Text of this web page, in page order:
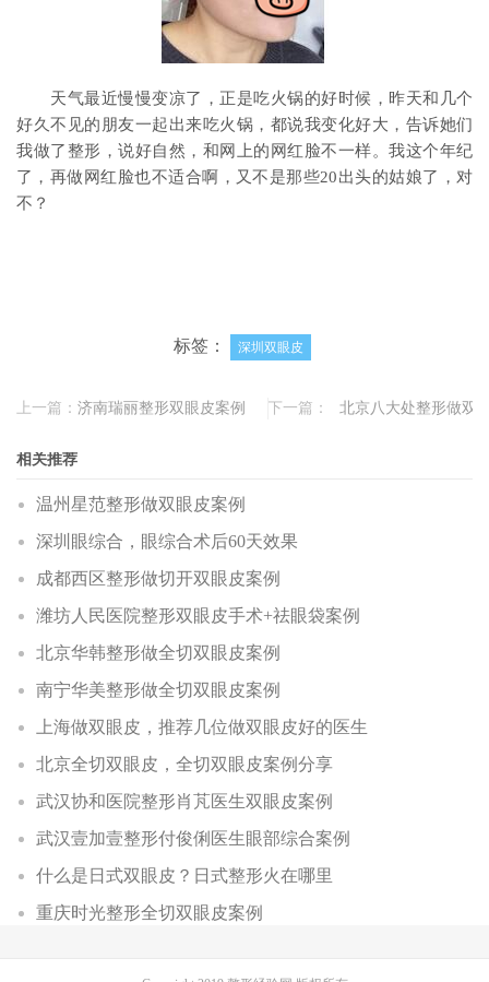
天气最近慢慢变凉了，正是吃火锅的好时候，昨天和几个
好久不见的朋友一起出来吃火锅，都说我变化好大，告诉她们
我做了整形，说好自然，和网上的网红脸不一样。我这个年纪
了，再做网红脸也不适合啊，又不是那些20出头的姑娘了，对
不？
标签： 深圳双眼皮
上一篇： 济南瑞丽整形双眼皮案例 下一篇： 北京八大处整形做双
相关推荐
温州星范整形做双眼皮案例
深圳眼综合，眼综合术后60天效果
成都西区整形做切开双眼皮案例
潍坊人民医院整形双眼皮手术+祛眼袋案例
北京华韩整形做全切双眼皮案例
南宁华美整形做全切双眼皮案例
上海做双眼皮，推荐几位做双眼皮好的医生
北京全切双眼皮，全切双眼皮案例分享
武汉协和医院整形肖芃医生双眼皮案例
武汉壹加壹整形付俊俐医生眼部综合案例
什么是日式双眼皮？日式整形火在哪里
重庆时光整形全切双眼皮案例